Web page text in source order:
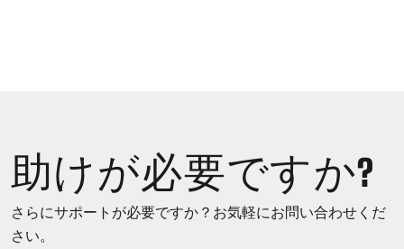
助けが必要ですか?
さらにサポートが必要ですか？お気軽にお問い合わせくだ
さい。